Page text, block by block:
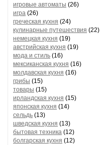
игровые автоматы (26)
игра (26)
греческая кухня (24)
кулинарные путешествия (22)
немецкая кухня (19)
австрийская кухня (19)
мода и стиль (16)
мексиканская кухня (16)
молдавская кухня (16)
грибы (15)
товары (15)
ирландская кухня (15)
японская кухня (14)
сельдь (13)
шведская кухня (13)
бытовая техника (12)
болгарская кухня (12)